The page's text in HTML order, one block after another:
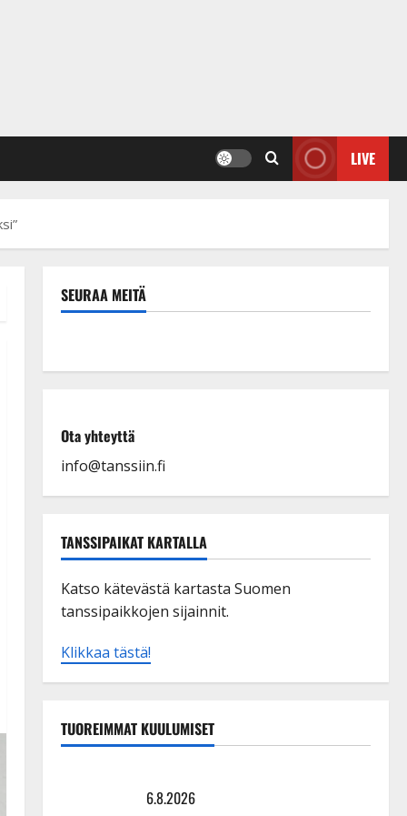
LIVE
SEURAA MEITÄ
Ota yhteyttä
info@tanssiin.fi
TANSSIPAIKAT KARTALLA
Katso kätevästä kartasta Suomen
tanssipaikkojen sijainnit.
Klikkaa tästä!
TUOREIMMAT KUULUMISET
6.8.2026